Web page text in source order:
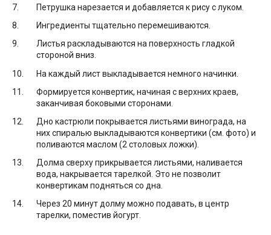
Петрушка нарезается и добавляется к рису с луком.
Ингредиенты тщательно перемешиваются.
Листья раскладываются на поверхность гладкой
стороной вниз.
На каждый лист выкладывается немного начинки.
Формируется конвертик, начиная с верхних краев,
заканчивая боковыми сторонами.
Дно кастрюли покрывается листьями винограда, на
них спиралью выкладываются конвертики (см. фото) и
поливаются маслом (2 столовых ложки).
Долма сверху прикрывается листьями, наливается
вода, накрывается тарелкой. Это не позволит
конвертикам подняться со дна.
Через 20 минут долму можно подавать, в центр
тарелки, поместив йогурт.